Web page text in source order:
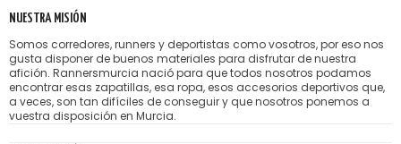
NUESTRA MISIÓN
Somos corredores, runners y deportistas como vosotros, por eso nos
gusta disponer de buenos materiales para disfrutar de nuestra
afición. Rannersmurcia nació para que todos nosotros podamos
encontrar esas zapatillas, esa ropa, esos accesorios deportivos que,
a veces, son tan difíciles de conseguir y que nosotros ponemos a
vuestra disposición en Murcia.